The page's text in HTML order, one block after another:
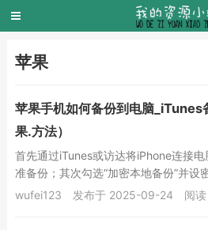
苹果
苹果手机如何备份到电脑_iTunes
果.方法）
首先通过iTunes或访达将iPhone连接电
准备份；其次勾选“加密本地备份”并设
查看备份时间戳及存储路径中的...
wufei123 发布于 2025-09-24 阅读